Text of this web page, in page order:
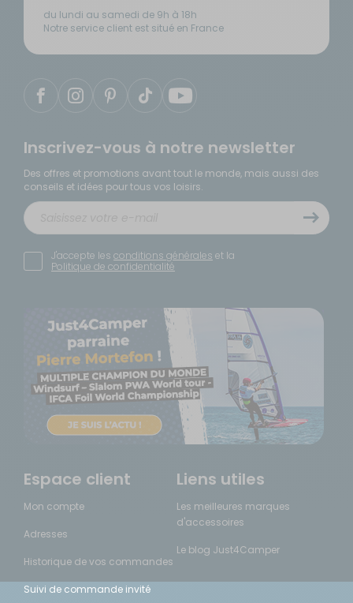
du lundi au samedi de 9h à 18h
Notre service client est situé en France
Inscrivez-vous à notre newsletter
Des offres et promotions avant tout le monde, mais aussi des
conseils et idées pour tous vos loisirs.
J'accepte les conditions générales et la
Politique de confidentialité
Espace client
Mon compte
Adresses
Historique de vos commandes
Suivi de commande invité
Liens utiles
Les meilleures marques
d'accessoires
Le blog Just4Camper